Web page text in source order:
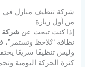
شركة تنظيف منازل في
من أول زيارة
إذا كنت تبحث عن شركة
نظافة “تُلاحظ
وليس تنظيفًا سريعًا
كثرة الحركة اليومية